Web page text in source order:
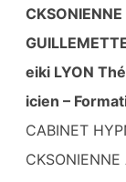
eiki LYON
icien –
CABINET
CKSONIENNE